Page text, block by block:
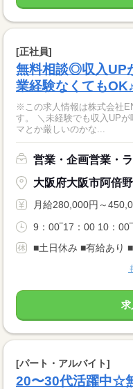
[正社員]
無料相談◎収入UP
業経験なくてもOK♪
※この求人情報は株式会社
す。 ＼未経験でも収入UPが叶う♪／ 「営業って難し
マとか厳しいのかな...
営業・企画営業・
大阪府大阪市阿倍
月給280,000円～
9：00‾17：00 10：
■土日休み ■有給あり
求
[パート・アルバイト]
20〜30代活躍中☆